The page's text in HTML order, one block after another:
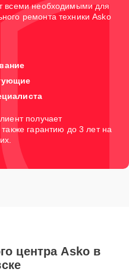
всеми необходимыми для
ремонта техники Asko
получает
гарантию до 3 лет на
центра Asko в